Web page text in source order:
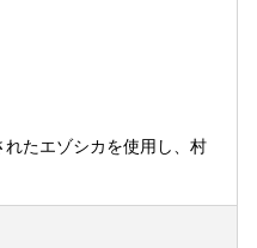
たエゾシカを使用し、村